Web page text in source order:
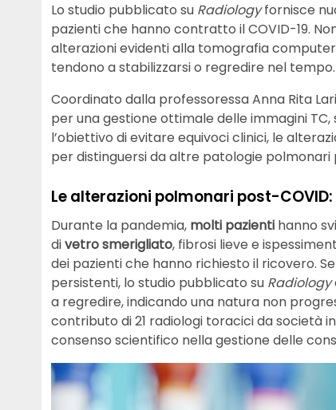
Lo studio pubblicato su Radiologyfornisce
pazienti che hanno contratto il COVID-19.
alterazioni evidenti alla tomografia
tendono a stabilizzarsi o regredire nel tempo.
Coordinato dalla professoressa Anna Rita
per una gestione ottimale delle immagini
l’obiettivo di evitare equivoci clinici, le
per distinguersi da altre patologie polmonari
Le alterazioni polmonari post-
Durante la pandemia, molti pazienti hanno
divetro smerigliato, fibrosi lieve e
dei pazienti che hanno richiesto il ricovero.
persistenti, lo studio pubblicato su Radiology
a regredire, indicando una natura non
contributo di 21 radiologi toracici da società
consenso scientifico nella gestione delle